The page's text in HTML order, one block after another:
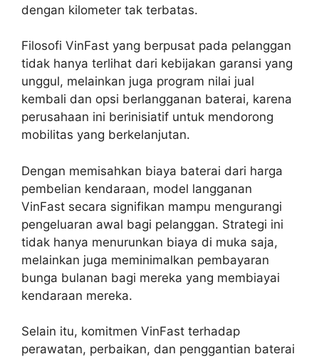
dengan kilometer tak terbatas.
Filosofi VinFast yang berpusat pada pelanggan
tidak hanya terlihat dari kebijakan garansi yang
unggul, melainkan juga program nilai jual
kembali dan opsi berlangganan baterai, karena
perusahaan ini berinisiatif untuk mendorong
mobilitas yang berkelanjutan.
Dengan memisahkan biaya baterai dari harga
pembelian kendaraan, model langganan
VinFast secara signifikan mampu mengurangi
pengeluaran awal bagi pelanggan. Strategi ini
tidak hanya menurunkan biaya di muka saja,
melainkan juga meminimalkan pembayaran
bunga bulanan bagi mereka yang membiayai
kendaraan mereka.
Selain itu, komitmen VinFast terhadap
perawatan, perbaikan, dan penggantian baterai